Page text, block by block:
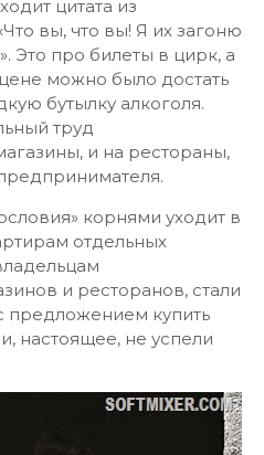
цитата из
вы, что вы! Я их загоню
Это про билеты в цирк, а
можно было достать
бутылку алкоголя.
труд
и на рестораны,
корнями уходит в
отдельных
и ресторанов, стали
предложением купить
настоящее, не успели